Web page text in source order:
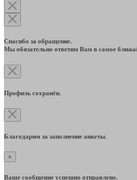
Спасибо за обращение.
Мы обязательно ответим Вам в самое
Профиль сохранён.
Благодарим за заполнение анкеты.
×
Ваше сообщение успешно отправлено.